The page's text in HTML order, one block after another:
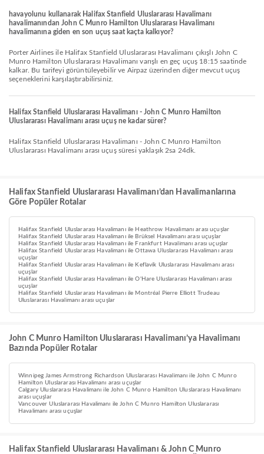
havayolunu kullanarak Halifax Stanfield Uluslararası Havalimanı
havalimanından John C Munro Hamilton Uluslararası Havalimanı
havalimanına giden en son uçuş saat kaçta kalkıyor?
Porter Airlines ile Halifax Stanfield Uluslararası Havalimanı çıkışlı John C
Munro Hamilton Uluslararası Havalimanı varışlı en geç uçuş 18:15 saatinde
kalkar. Bu tarifeyi görüntüleyebilir ve Airpaz üzerinden diğer mevcut uçuş
seçeneklerini karşılaştırabilirsiniz.
Halifax Stanfield Uluslararası Havalimanı - John C Munro Hamilton
Uluslararası Havalimanı arası uçuş ne kadar sürer?
Halifax Stanfield Uluslararası Havalimanı - John C Munro Hamilton
Uluslararası Havalimanı arası uçuş süresi yaklaşık 2sa 24dk.
Halifax Stanfield Uluslararası Havalimanı’dan Havalimanlarına
Göre Popüler Rotalar
Halifax Stanfield Uluslararası Havalimanı ile Heathrow Havalimanı arası uçuşlar
Halifax Stanfield Uluslararası Havalimanı ile Brüksel Havalimanı arası uçuşlar
Halifax Stanfield Uluslararası Havalimanı ile Frankfurt Havalimanı arası uçuşlar
Halifax Stanfield Uluslararası Havalimanı ile Ottawa Uluslararası Havalimanı arası
uçuşlar
Halifax Stanfield Uluslararası Havalimanı ile Keflavík Uluslararası Havalimanı arası
uçuşlar
Halifax Stanfield Uluslararası Havalimanı ile O'Hare Uluslararası Havalimanı arası
uçuşlar
Halifax Stanfield Uluslararası Havalimanı ile Montréal Pierre Elliott Trudeau
Uluslararası Havalimanı arası uçuşlar
John C Munro Hamilton Uluslararası Havalimanı’ya Havalimanı
Bazında Popüler Rotalar
Winnipeg James Armstrong Richardson Uluslararası Havalimanı ile John C Munro
Hamilton Uluslararası Havalimanı arası uçuşlar
Calgary Uluslararası Havalimanı ile John C Munro Hamilton Uluslararası Havalimanı
arası uçuşlar
Vancouver Uluslararası Havalimanı ile John C Munro Hamilton Uluslararası
Havalimanı arası uçuşlar
Halifax Stanfield Uluslararası Havalimanı & John C Munro